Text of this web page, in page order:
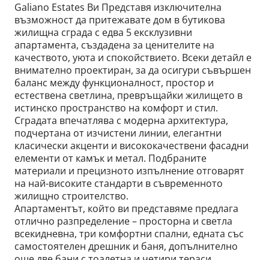
Galiano Estates Ви Представя изключителна
възможност да притежавате дом в бутикова
жилищна сграда с едва 5 ексклузивни
апартамента, създадена за ценителите на
качеството, уюта и спокойствието. Всеки детайл е
внимателно проектиран, за да осигури съвършен
баланс между функционалност, простор и
естествена светлина, превръщайки жилището в
истинско пространство на комфорт и стил.
Сградата впечатлява с модерна архитектура,
подчертана от изчистени линии, елегантни
класически акценти и висококачествени фасадни
елементи от камък и метал. Подбраните
материали и прецизното изпълнение отговарят
на най-високите стандарти в съвременното
жилищно строителство.
Апартаментът, който ви представяме предлага
отлично разпределение – просторна и светла
всекидневна, три комфортни спални, едната със
самостоятелен дрешник и баня, допълнително